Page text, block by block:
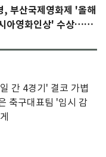
, 부산국제영화제 '올해
아영화인상' 수상…15